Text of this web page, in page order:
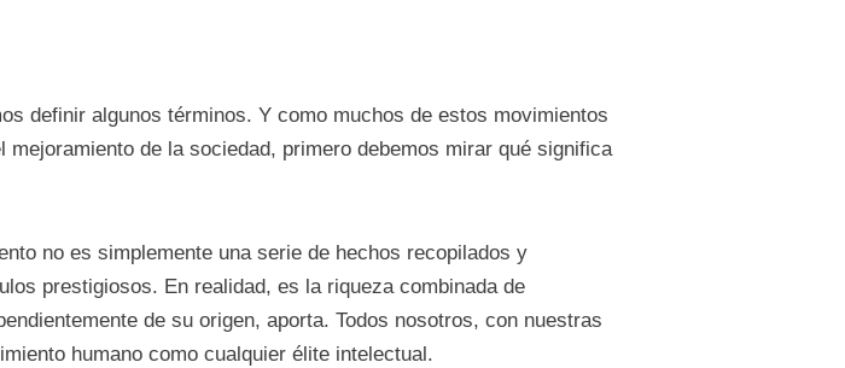
definir algunos términos. Y como muchos de estos movimientos
de la sociedad, primero debemos mirar qué significa
no es simplemente una serie de hechos recopilados y
prestigiosos. En realidad, es la riqueza combinada de
de su origen, aporta. Todos nosotros, con nuestras
humano como cualquier élite intelectual.